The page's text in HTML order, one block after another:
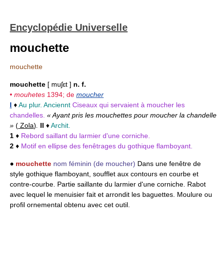
Encyclopédie Universelle
mouchette
mouchette
mouchette [ muʃɛt ] n. f.
• mouhetes 1394; de moucher
I ♦Au plur. Anciennt Ciseaux qui servaient à moucher les
chandelles. « Ayant pris les mouchettes pour moucher la chandelle
» ( Zola) II ♦Archit.
1 ♦ Rebord saillant du larmier d'une corniche.
2 ♦ Motif en ellipse des fenêtrages du gothique flamboyant.
● mouchette nom féminin (de moucher) Dans une fenêtre de
style gothique flamboyant, soufflet aux contours en courbe et
contre-courbe. Partie saillante du larmier d'une corniche. Rabot
avec lequel le menuisier fait et arrondit les baguettes. Moulure ou
profil ornemental obtenu avec cet outil.